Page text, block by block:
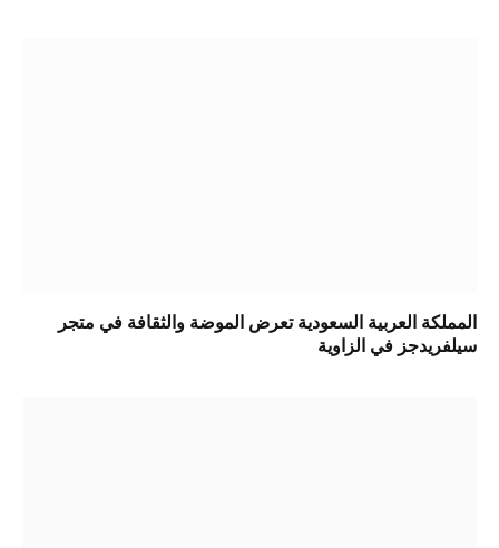
المملكة العربية السعودية تعرض الموضة والثقافة في متجر
سيلفريدجز في الزاوية